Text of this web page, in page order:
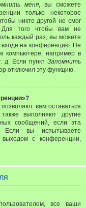
меня, вы сможете
только некоторое
никто другой не смог
Для того чтобы вам не
каждый раз, вы можете
на конференцию. Не
компьютере, например в
д. Если пункт Запомнить
отключил эту функцию.
вам оставаться
выполняют другие
сообщений, если эта
Если вы испытываете
с конференции,
все ваши